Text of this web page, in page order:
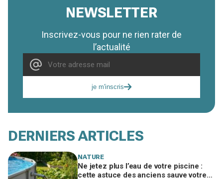
NEWSLETTER
Inscrivez-vous pour ne rien rater de
l’actualité
je m'inscris
DERNIERS ARTICLES
NATURE
Ne jetez plus l’eau de votre piscine :
cette astuce des anciens sauve votre